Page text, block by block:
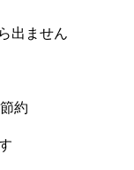
出ません
約